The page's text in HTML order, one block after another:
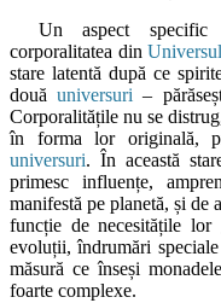
Un aspect
corporalitatea din
stare latentă după ce
douăuniversuri –
Corporalitățile nu se
în forma lor originală,
universuri. În această
primesc influențe,
manifestă pe planetă, și de
funcție de necesitățile lor
evoluții, îndrumări
măsură ce înseși
foarte complexe.